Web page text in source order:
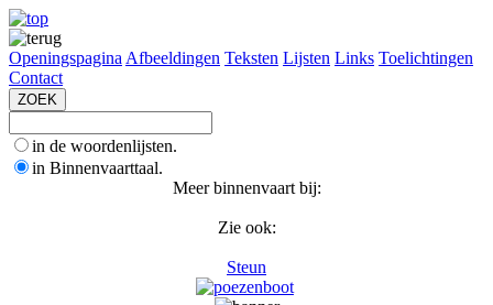
Openingspagina Afbeeldingen Teksten Lijsten Links Toelichtingen
Contact
in de woordenlijsten.
in Binnenvaarttaal.
Meer binnenvaart bij:
Zie ook:
Steun